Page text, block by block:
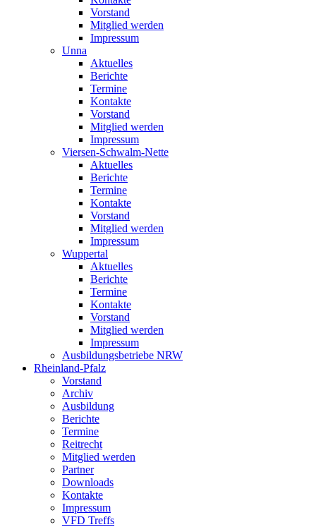
Vorstand
Mitglied werden
Impressum
Unna
Aktuelles
Berichte
Termine
Kontakte
Vorstand
Mitglied werden
Impressum
Viersen-Schwalm-Nette
Aktuelles
Berichte
Termine
Kontakte
Vorstand
Mitglied werden
Impressum
Wuppertal
Aktuelles
Berichte
Termine
Kontakte
Vorstand
Mitglied werden
Impressum
Ausbildungsbetriebe NRW
Rheinland-Pfalz
Vorstand
Archiv
Ausbildung
Berichte
Termine
Reitrecht
Mitglied werden
Partner
Downloads
Kontakte
Impressum
VFD Treffs